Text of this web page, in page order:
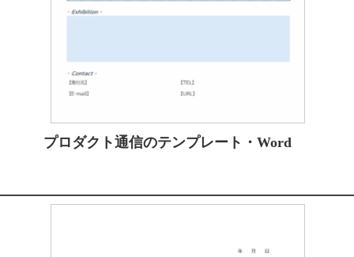
プロダクト通信のテンプレート・Word